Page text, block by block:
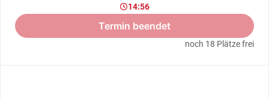
14:56
Termin beendet
noch 18 Plätze frei